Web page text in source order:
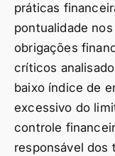
práticas
pontualidade
obrigações
críticos
baixo índice de
excessivo do
controle
responsável dos